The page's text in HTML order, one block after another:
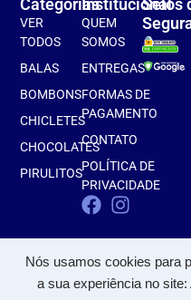
Nós usamos cookies para
a sua experiência no
Institucional
QUEM
SOMOS
ENTREGAS
FORMAS DE
PAGAMENTO
CONTATO
POLÍTICA DE
PRIVACIDADE
Categorias
VER
TODOS
BALAS
BOMBONS
CHICLETES
CHOCOLATES
PIRULITOS
Selos